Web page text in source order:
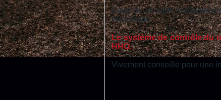
Gage de sécurité et
nécessaire.
Le système de contrôle du
HHO.
Vivement conseillé pour une